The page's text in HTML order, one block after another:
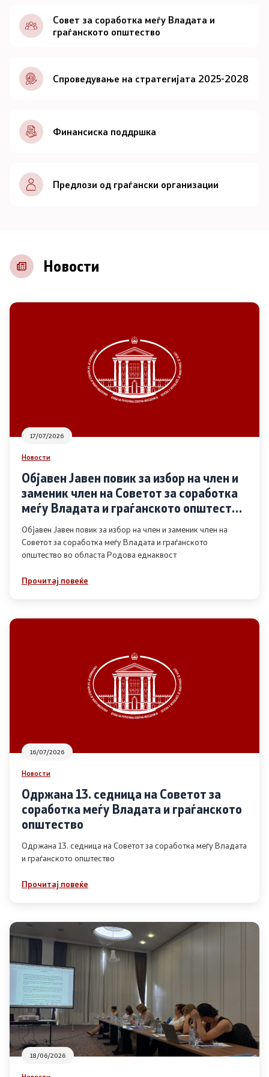
Документи
Совет
За советот
Документи
Записници и дневни редови од седниците на
Советот
Контакт
Основање на здружение
Дијалог меѓу Владата и граѓанскиот сектор
Отворени денови за иницијативи на граѓанските
организации
Финансиска поддршка
Извештаи
Список на ОЈИ
Контакт
Контакт
Линкови
Изјава за пристапност
Со еден клик до сите услуги
Совет за соработка меѓу Владата и
граѓанското општество
Спроведување на стратегијата 2025-2028
Финансиска поддршка
Предлози од граѓански организации
Новости
17/07/2026
Новости
Објавен Јавен повик за избор на член и
заменик член на Советот за соработка
меѓу Владата и граѓанското општество
во областа Родова еднаквост
Објавен Јавен повик за избор на член и заменик член на
Советот за соработка меѓу Владата и граѓанското
општество во областа Родова еднаквост
Прочитај повеќе
16/07/2026
Новости
Одржана 13. седница на Советот за
соработка меѓу Владата и граѓанското
општество
Одржана 13. седница на Советот за соработка меѓу Владата
и граѓанското општество
Прочитај повеќе
18/06/2026